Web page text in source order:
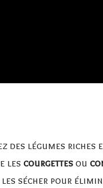
légumes riches
les courgettes ou
sécher pour